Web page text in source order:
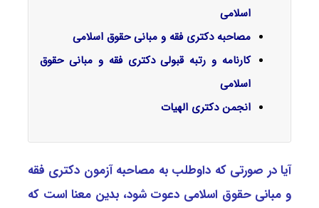
اسلامی
مصاحبه دکتری فقه و مبانی حقوق اسلامی
کارنامه و رتبه قبولی دکتری فقه و مبانی حقوق
اسلامی
انجمن دکتری الهیات
آیا در صورتی که داوطلب به مصاحبه آزمون دکتری ﻓﻘﻪ
و ﻣﺒﺎنی ﺣﻘﻮق اﺳﻼمی دعوت شود، بدین معنا است که